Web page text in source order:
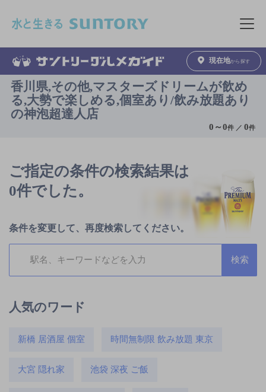
メニュ
現在地から探す
香川県,その他,マスターズドリームが飲め
る,大勢で楽しめる,個室あり/飲み放題あり
の神泡超達人店
0 ～0件 ／0件
ご指定の条件の検索結果は
0件でした。
条件を変更して、再度検索してください。
人気のワード
新橋 居酒屋 個室 時間無制限 飲み放題 東京
大宮 隠れ家 池袋 深夜 ご飯